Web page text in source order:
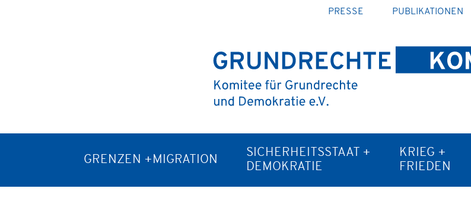
PRESSE PUBLIKATIONEN
GRENZEN +MIGRATION
SICHERHEITSSTAAT +
DEMOKRATIE
KRIEG +
FRIEDEN